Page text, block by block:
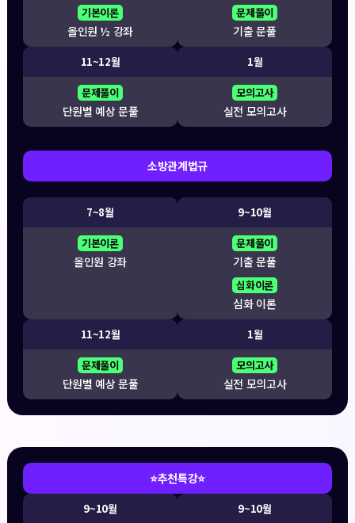
기본이론
올인원 ½ 강좌
문제풀이
기출 문풀
11~12월
문제풀이
단원별 예상 문풀
1월
모의고사
실전 모의고사
소방관계법규
7~8월
기본이론
올인원 강좌
9~10월
문제풀이
기출 문풀
심화이론
심화 이론
11~12월
문제풀이
단원별 예상 문풀
1월
모의고사
실전 모의고사
⭐추천특강⭐
9~10월 9~10월